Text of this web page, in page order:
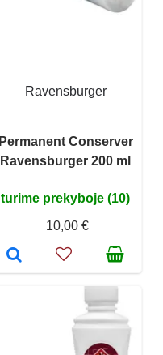
Ravensburger
Permanent Conserver
Ravensburger 200 ml
turime prekyboje (10)
10,00 €